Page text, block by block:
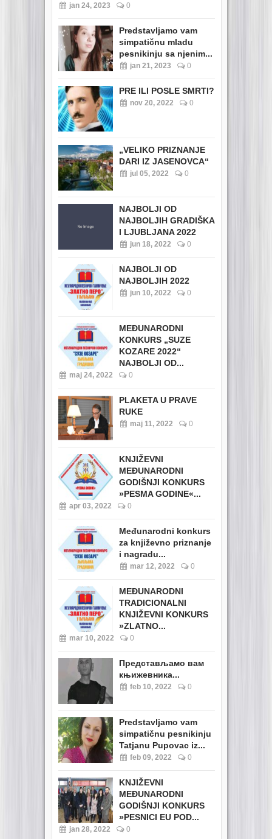
jan 24, 2023 0
Predstavljamo vam
simpatičnu mladu
pesnikinju sa njenim...
jan 21, 2023 0
PRE ILI POSLE SMRTI?
nov 20, 2022 0
„VELIKO PRIZNANJE
DARI IZ JASENOVCA“
jul 05, 2022 0
NAJBOLJI OD
NAJBOLJIH GRADIŠKA
I LJUBLJANA 2022
jun 18, 2022 0
NAJBOLJI OD
NAJBOLJIH 2022
jun 10, 2022 0
MEĐUNARODNI
KONKURS „SUZE
KOZARE 2022“
NAJBOLJI OD...
maj 24, 2022 0
PLAKETA U PRAVE
RUKE
maj 11, 2022 0
KNJIŽEVNI
MEĐUNARODNI
GODIŠNJI KONKURS
»PESMA GODINE«...
apr 03, 2022 0
Međunarodni konkurs
za književno priznanje
i nagradu...
mar 12, 2022 0
MEĐUNARODNI
TRADICIONALNI
KNJIŽEVNI KONKURS
»ZLATNO...
mar 10, 2022 0
Представљамо вам
књижевника...
feb 10, 2022 0
Predstavljamo vam
simpatičnu pesnikinju
Tatjanu Pupovac iz...
feb 09, 2022 0
KNJIŽEVNI
MEĐUNARODNI
GODIŠNJI KONKURS
»PESNICI EU POD...
jan 28, 2022 0